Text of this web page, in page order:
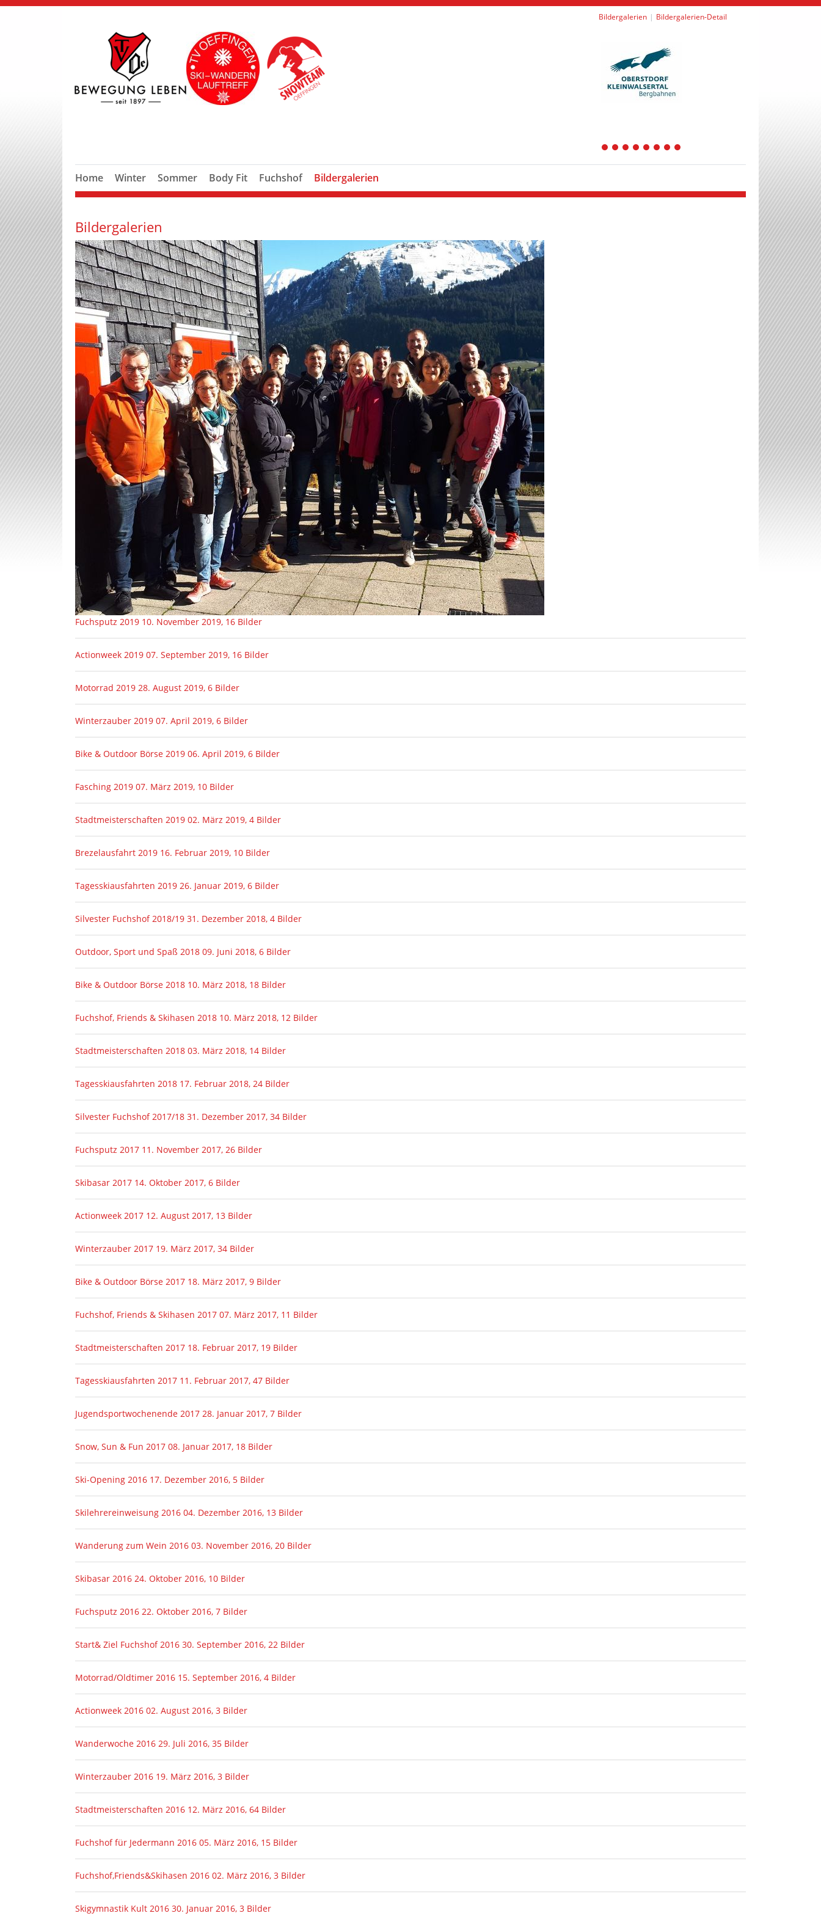
Bildergalerien Bildergalerien-Detail
1 2 3 4 5 6 7 8
Home Winter Sommer Body Fit Fuchshof Bildergalerien
Bildergalerien
Fuchsputz 2019 10. November 2019, 16 Bilder
Actionweek 2019 07. September 2019, 16 Bilder
Motorrad 2019 28. August 2019, 6 Bilder
Winterzauber 2019 07. April 2019, 6 Bilder
Bike & Outdoor Börse 2019 06. April 2019, 6 Bilder
Fasching 2019 07. März 2019, 10 Bilder
Stadtmeisterschaften 2019 02. März 2019, 4 Bilder
Brezelausfahrt 2019 16. Februar 2019, 10 Bilder
Tagesskiausfahrten 2019 26. Januar 2019, 6 Bilder
Silvester Fuchshof 2018/19 31. Dezember 2018, 4 Bilder
Outdoor, Sport und Spaß 2018 09. Juni 2018, 6 Bilder
Bike & Outdoor Börse 2018 10. März 2018, 18 Bilder
Fuchshof, Friends & Skihasen 2018 10. März 2018, 12 Bilder
Stadtmeisterschaften 2018 03. März 2018, 14 Bilder
Tagesskiausfahrten 2018 17. Februar 2018, 24 Bilder
Silvester Fuchshof 2017/18 31. Dezember 2017, 34 Bilder
Fuchsputz 2017 11. November 2017, 26 Bilder
Skibasar 2017 14. Oktober 2017, 6 Bilder
Actionweek 2017 12. August 2017, 13 Bilder
Winterzauber 2017 19. März 2017, 34 Bilder
Bike & Outdoor Börse 2017 18. März 2017, 9 Bilder
Fuchshof, Friends & Skihasen 2017 07. März 2017, 11 Bilder
Stadtmeisterschaften 2017 18. Februar 2017, 19 Bilder
Tagesskiausfahrten 2017 11. Februar 2017, 47 Bilder
Jugendsportwochenende 2017 28. Januar 2017, 7 Bilder
Snow, Sun & Fun 2017 08. Januar 2017, 18 Bilder
Ski-Opening 2016 17. Dezember 2016, 5 Bilder
Skilehrereinweisung 2016 04. Dezember 2016, 13 Bilder
Wanderung zum Wein 2016 03. November 2016, 20 Bilder
Skibasar 2016 24. Oktober 2016, 10 Bilder
Fuchsputz 2016 22. Oktober 2016, 7 Bilder
Start& Ziel Fuchshof 2016 30. September 2016, 22 Bilder
Motorrad/Oldtimer 2016 15. September 2016, 4 Bilder
Actionweek 2016 02. August 2016, 3 Bilder
Wanderwoche 2016 29. Juli 2016, 35 Bilder
Winterzauber 2016 19. März 2016, 3 Bilder
Stadtmeisterschaften 2016 12. März 2016, 64 Bilder
Fuchshof für Jedermann 2016 05. März 2016, 15 Bilder
Fuchshof,Friends&Skihasen 2016 02. März 2016, 3 Bilder
Skigymnastik Kult 2016 30. Januar 2016, 3 Bilder